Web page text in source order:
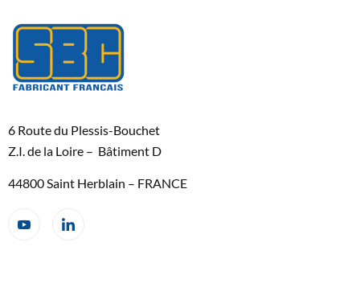
6 Route du Plessis-Bouchet
Z.I. de la Loire – Bâtiment D
44800 Saint Herblain – FRANCE